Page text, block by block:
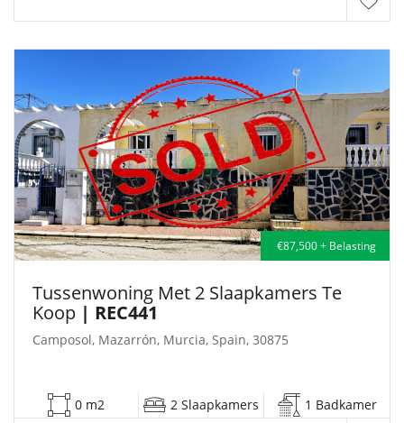
€87,500 + Belasting
Tussenwoning Met 2 Slaapkamers Te
Koop | REC441
Camposol, Mazarrón, Murcia, Spain, 30875
0 m2 2 Slaapkamers 1 Badkamer